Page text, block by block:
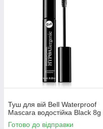
Туш для вій Bell Waterproof
Mascara водостійка Black 8g
Готово до відправки